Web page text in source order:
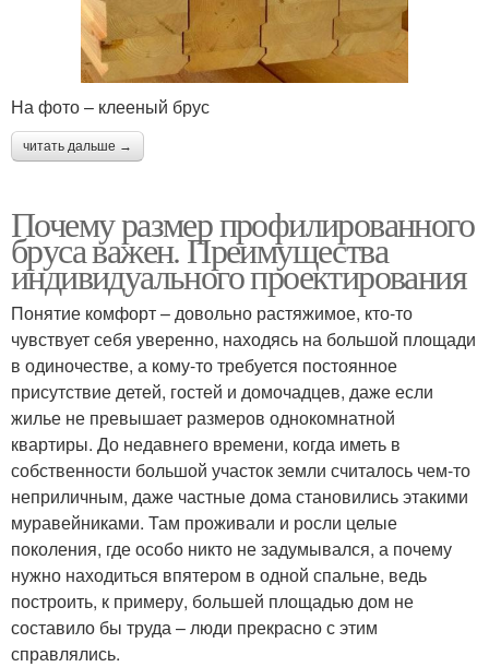
На фото – клееный брус
читать дальше →
Почему размер профилированного
бруса важен. Преимущества
индивидуального проектирования
Понятие комфорт – довольно растяжимое, кто-то
чувствует себя уверенно, находясь на большой площади
в одиночестве, а кому-то требуется постоянное
присутствие детей, гостей и домочадцев, даже если
жилье не превышает размеров однокомнатной
квартиры. До недавнего времени, когда иметь в
собственности большой участок земли считалось чем-то
неприличным, даже частные дома становились этакими
муравейниками. Там проживали и росли целые
поколения, где особо никто не задумывался, а почему
нужно находиться впятером в одной спальне, ведь
построить, к примеру, большей площадью дом не
составило бы труда – люди прекрасно с этим
справлялись.